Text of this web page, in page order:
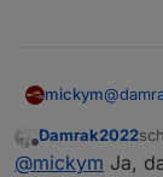
mickym@
@
Offline
Damrak2022
@mickym Ja,